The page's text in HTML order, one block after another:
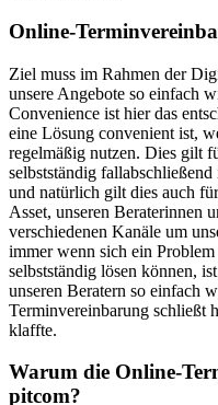
Online-
Ziel muss im Rahmen der
unsere Angebote so einfach
Convenience ist hier das
eine Lösung convenient ist,
regelmäßig nutzen. Dies gilt
selbstständig
und natürlich gilt dies auch
Asset, unseren Beraterinnen
verschiedenen Kanäle um
immer wenn sich ein
selbstständig lösen können,
unseren Beratern so einfach
Terminvereinbarung schließt
klaffte.
Warum die Online-
pitcom?